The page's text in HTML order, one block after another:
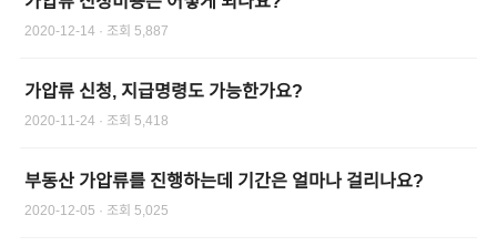
2020-12-14 · 조회 5,887
가압류 신청, 지급명령도 가능한가요?
2020-11-24 · 조회 5,418
부동산 가압류를 진행하는데 기간은 얼마나 걸리나요?
2020-12-05 · 조회 5,025